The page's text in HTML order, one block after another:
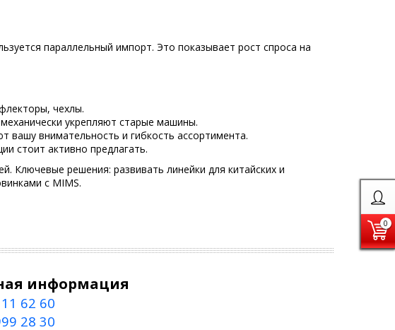
0
параллельный импорт. Это показывает рост спроса на
чехлы.
укрепляют старые машины.
внимательность и гибкость ассортимента.
стоит активно предлагать.
Ключевые решения: развивать линейки для китайских и
с MIMS.
информация
62 60
28 30